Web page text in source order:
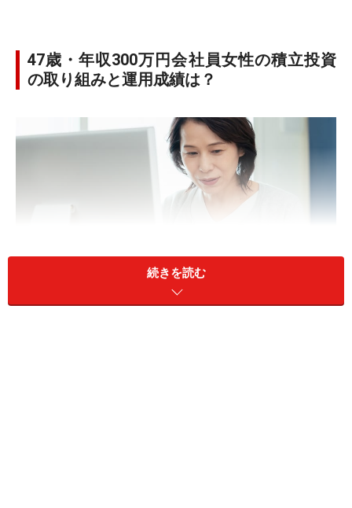
47歳・年収300万円会社員女性の積立投資
の取り組みと運用成績は？
続きを読む